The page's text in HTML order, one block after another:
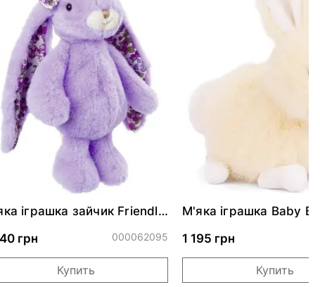
іграшка зайчик Friendly
грн
000062095
Купить
М'яка іграшка Baby
1 195 грн
Купить